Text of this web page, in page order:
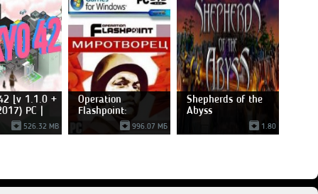
[v 1.1.0 +
PC |
526.32 MB
Operation
Flashpoint:
Миротворец996.07 МБ
Shepherds of the
Abyss
1.80